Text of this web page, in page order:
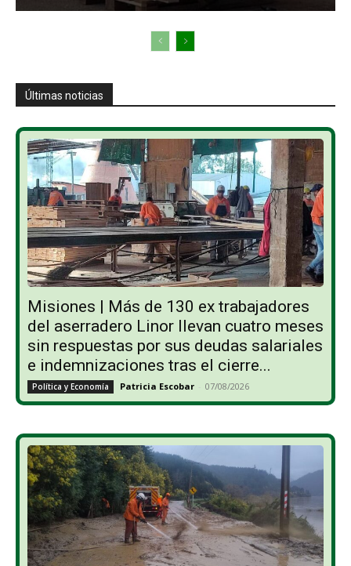
Últimas noticias
Misiones | Más de 130 ex trabajadores
del aserradero Linor llevan cuatro meses
sin respuestas por sus deudas salariales
e indemnizaciones tras el cierre...
Política y Economía Patricia Escobar - 07/08/2026